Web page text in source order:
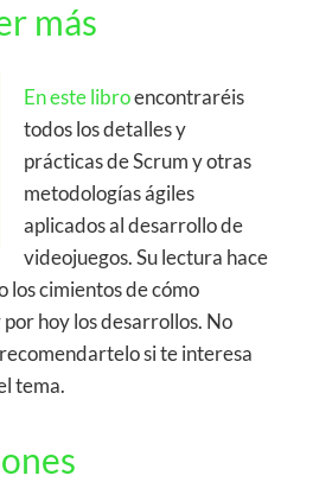
más
En este libroencontraréis
todos los detalles y
prácticas de Scrum y otras
metodologías ágiles
aplicados al desarrollo de
videojuegos. Su lectura hace
los cimientos de cómo
hoy los desarrollos. No
si te interesa
tema.